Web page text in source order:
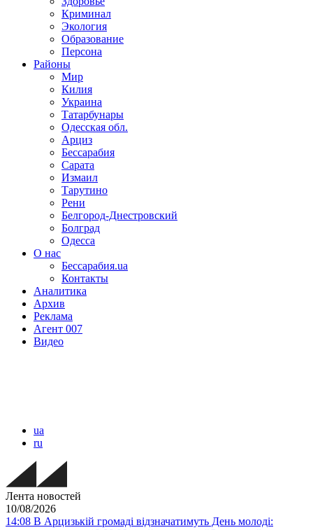
Криминал
Экология
Образование
Персона
Районы
Мир
Килия
Украина
Татарбунары
Одесская обл.
Арциз
Бессарабия
Сарата
Измаил
Тарутино
Рени
Белгород-Днестровский
Болград
Одесса
О нас
Бессарабия.ua
Контакты
Аналитика
Архив
Реклама
Агент 007
Видео
ua
ru
Лента новостей
10/08/2026
14:08 В Арцизькій громаді відзначатимуть День молоді: